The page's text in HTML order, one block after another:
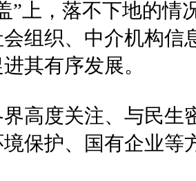
”上，落不下地的情
组织、中介机构信
其有序发展。
高度关注、与民生
保护、国有企业等